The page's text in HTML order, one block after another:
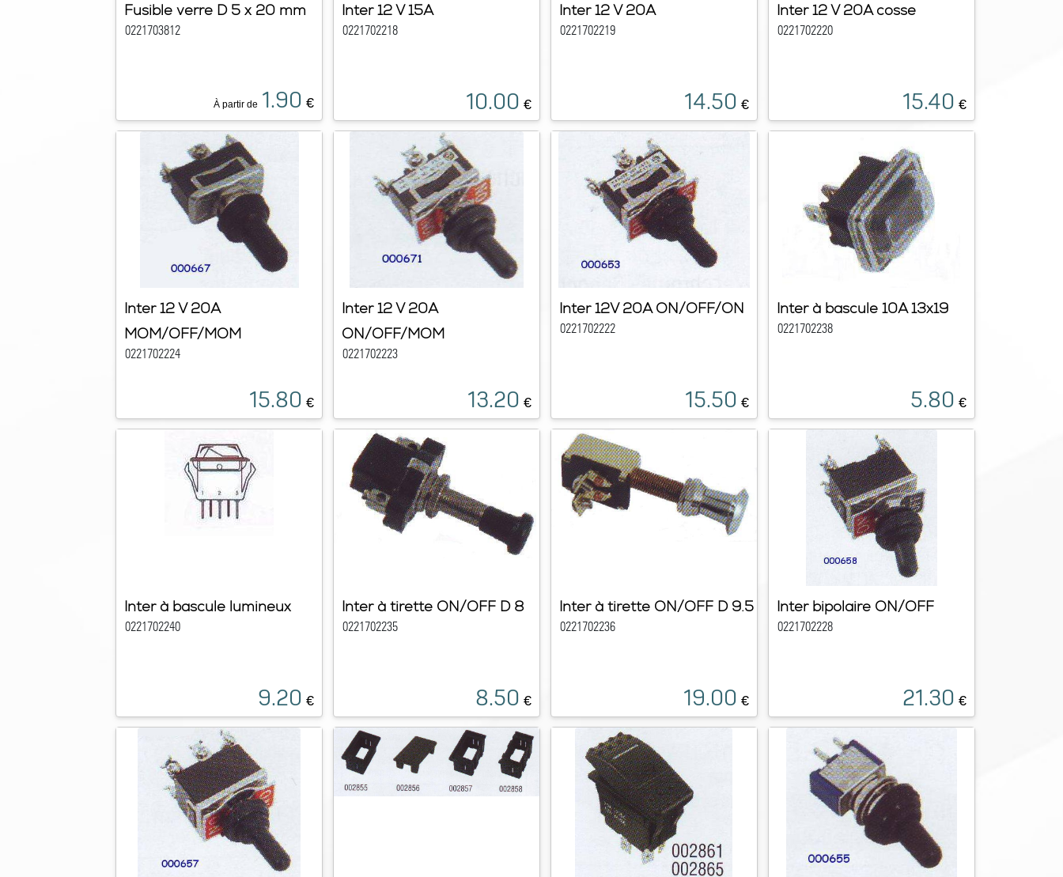
Fusible verre D 5 x 20 mm
0221703812
À partir de 1.90 €
Inter 12 V 15A
0221702218
10.00 €
Inter 12 V 20A
0221702219
14.50 €
Inter 12 V 20A cosse
0221702220
15.40 €
Inter 12 V 20A
MOM/OFF/MOM
0221702224
15.80 €
Inter 12 V 20A
ON/OFF/MOM
0221702223
13.20 €
Inter 12V 20A ON/OFF/ON
0221702222
15.50 €
Inter à bascule 10A 13x19
0221702238
5.80 €
Inter à bascule lumineux
0221702240
9.20 €
Inter à tirette ON/OFF D 8
0221702235
8.50 €
Inter à tirette ON/OFF D 9.5
0221702236
19.00 €
Inter bipolaire ON/OFF
0221702228
21.30 €